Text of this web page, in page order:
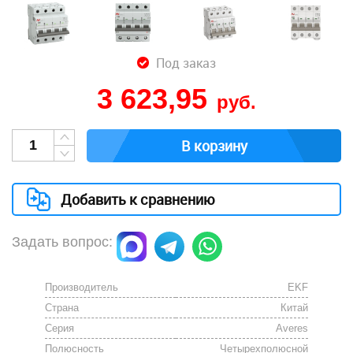
Под заказ
3 623,95 руб.
В корзину
Добавить к сравнению
Задать вопрос:
Производитель
EKF
Страна
Китай
Серия
Averes
Полюсность
Четырехполюсной